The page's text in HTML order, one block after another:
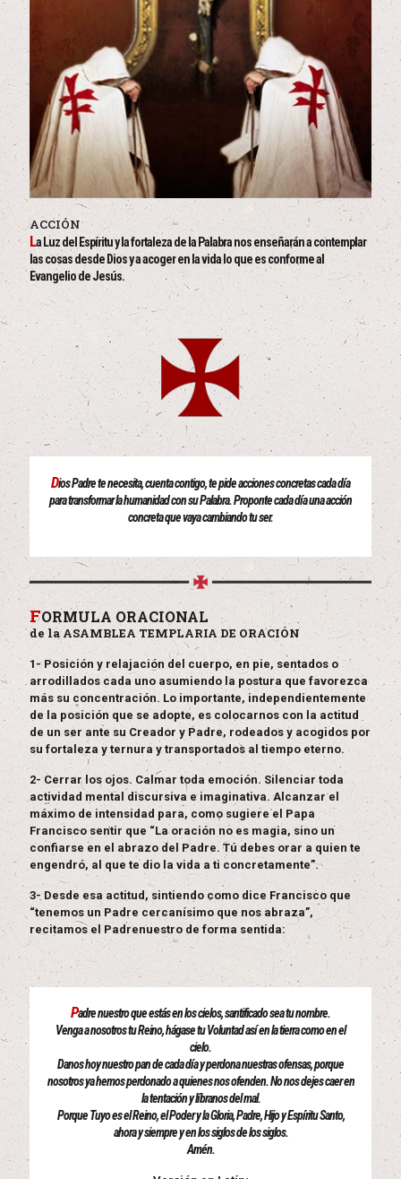
ACCIÓN
La Luz del Espíritu y la fortaleza de la Palabra nos enseñarán a contemplar
las cosas desde Dios y a acoger en la vida lo que es conforme al
Evangelio de Jesús.
Dios Padre te necesita, cuenta contigo, te pide acciones concretas cada día
para transformar la humanidad con su Palabra. Proponte cada día una acción
concreta que vaya cambiando tu ser.
FORMULA ORACIONAL
de la ASAMBLEA TEMPLARIA DE ORACIÓN
1- Posición y relajación del cuerpo, en pie, sentados o
arrodillados cada uno asumiendo la postura que favorezca
más su concentración. Lo importante, independientemente
de la posición que se adopte, es colocarnos con la actitud
de un ser ante su Creador y Padre, rodeados y acogidos por
su fortaleza y ternura y transportados al tiempo eterno.
2- Cerrar los ojos. Calmar toda emoción. Silenciar toda
actividad mental discursiva e imaginativa. Alcanzar el
máximo de intensidad para, como sugiere el Papa
Francisco sentir que “La oración no es magia, sino un
confiarse en el abrazo del Padre. Tú debes orar a quien te
engendró, al que te dio la vida a ti concretamente”.
3- Desde esa actitud, sintiendo como dice Francisco que
“tenemos un Padre cercanísimo que nos abraza”,
recitamos el Padrenuestro de forma sentida:
Padre nuestro que estás en los cielos, santificado sea tu nombre.
Venga a nosotros tu Reino, hágase tu Voluntad así en la tierra como en el
cielo.
Danos hoy nuestro pan de cada día y perdona nuestras ofensas, porque
nosotros ya hemos perdonado a quienes nos ofenden. No nos dejes caer en
la tentación y líbranos del mal.
Porque Tuyo es el Reino, el Poder y la Gloria, Padre, Hijo y Espíritu Santo,
ahora y siempre y en los siglos de los siglos.
Amén.